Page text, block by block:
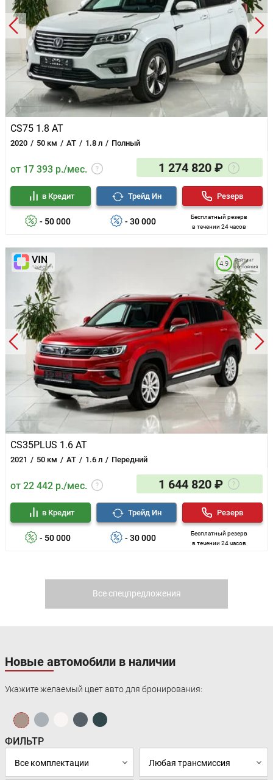
CS75 1.8 AT
2020 50 км AT 1.8 л Полный
от 17 393 р./мес. 1 274 820 ₽
- 50 000
в Кредит
- 30 000
Трейд Ин
Бесплатный резерв
в течении 24 часов
Резерв
CS35PLUS 1.6 AT
2021 50 км AT 1.6 л Передний
Рейтинг
состояния
4.9
от 22 442 р./мес. 1 644 820 ₽
- 50 000
в Кредит
- 30 000
Трейд Ин
Бесплатный резерв
в течении 24 часов
Резерв
Все спецпредложения
Новые автомобили в наличии
Укажите желаемый цвет авто для бронирования:
ФИЛЬТР